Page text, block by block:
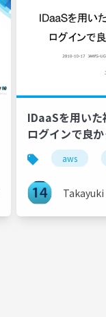
IDaaSを用い
ログインで良
aws